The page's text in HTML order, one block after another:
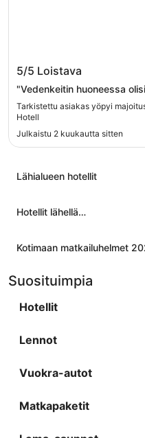
Storforsen Hotell
5/5 Loistava
"Vedenkeitin huoneessa
Tarkistettu asiakas yöpyi
Hotell
Julkaistu 2 kuukautta sitten
Lähialueen hotellit
Hotellit lähellä…
Kotimaan matkailuhelmet
Suosituimpia
Hotellit
Lennot
Vuokra-autot
Matkapaketit